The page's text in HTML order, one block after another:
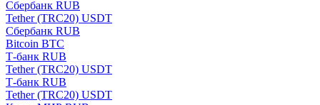
Сбербанк RUB
Tether (TRC20) USDT
Сбербанк RUB
Bitcoin BTC
Т-банк RUB
Tether (TRC20) USDT
Т-банк RUB
Tether (TRC20) USDT